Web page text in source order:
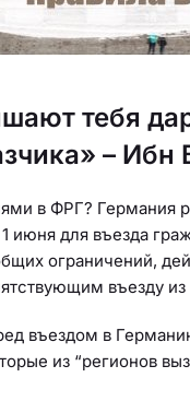
тебя
– Ибн
в ФРГ? Германия
июня для въезда
ограничений,
въезду из
въездом в
из “регионов